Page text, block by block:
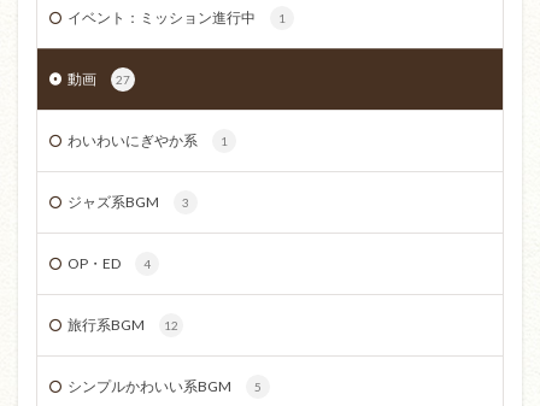
イベント：ミッション進行中 1
動画 27
わいわいにぎやか系 1
ジャズ系BGM 3
OP・ED 4
旅行系BGM 12
シンプルかわいい系BGM 5